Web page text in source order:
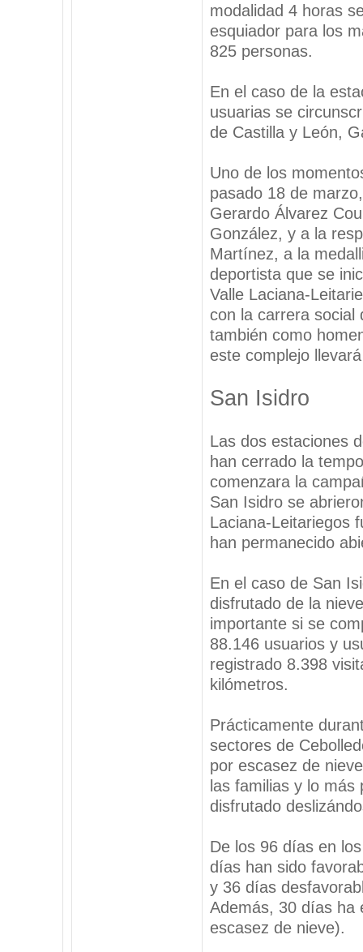
modalidad 4 horas
esquiador para los
825 personas.
En el caso de la
usuarias se
de Castilla y León,
Uno de los
pasado 18 de
Gerardo Álvarez
González, y a la
Martínez, a la
deportista que se
Valle Laciana-
con la carrera social
también como
este complejo
San Isidro
Las dos estaciones
han cerrado la
comenzara la
San Isidro se
Laciana-Leitariegos
han permanecido
En el caso de San
disfrutado de la
importante si se
88.146 usuarios y
registrado 8.398
kilómetros.
Prácticamente
sectores de
por escasez de
las familias y lo
disfrutado
De los 96 días en
días han sido
y 36 días
Además, 30 días ha
escasez de nieve).